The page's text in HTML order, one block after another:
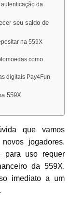
da
seu saldo de
na 559X
como
digitais Pay4Fun
559X
que vamos
jogadores.
para uso requer
da 559X.
imediato a um